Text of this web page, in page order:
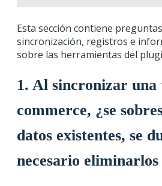
Esta sección contiene
sincronización, registros e
sobre las herramientas del
1. Al sincronizar una
commerce, ¿se
datos existentes, se
necesario